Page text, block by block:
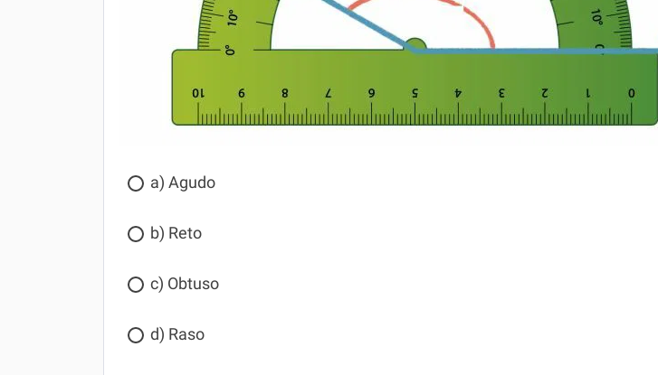
a) Agudo
b) Reto
c) Obtuso
d) Raso